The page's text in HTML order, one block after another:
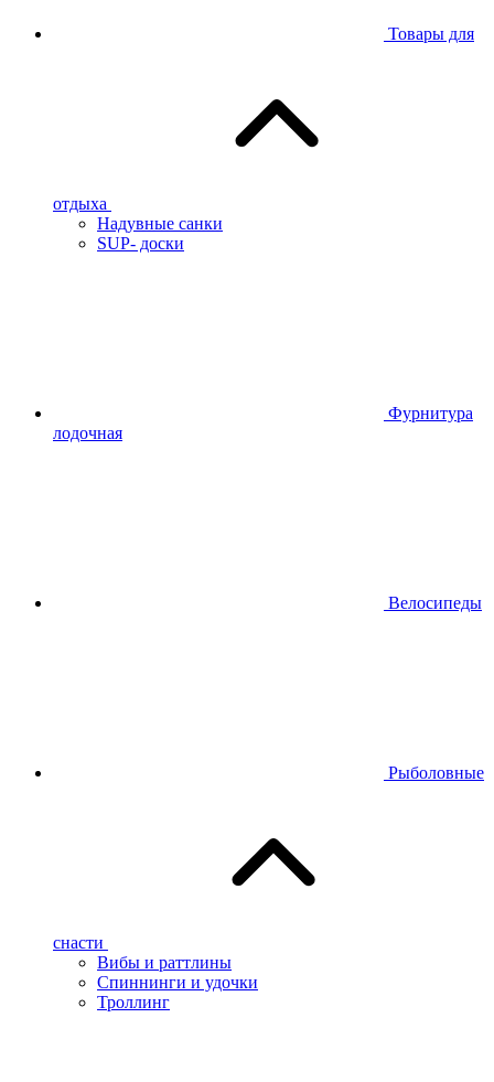
Товары для
отдыха
Надувные санки
SUP- доски
Фурнитура
лодочная
Велосипеды
Рыболовные
снасти
Вибы и раттлины
Спиннинги и удочки
Троллинг